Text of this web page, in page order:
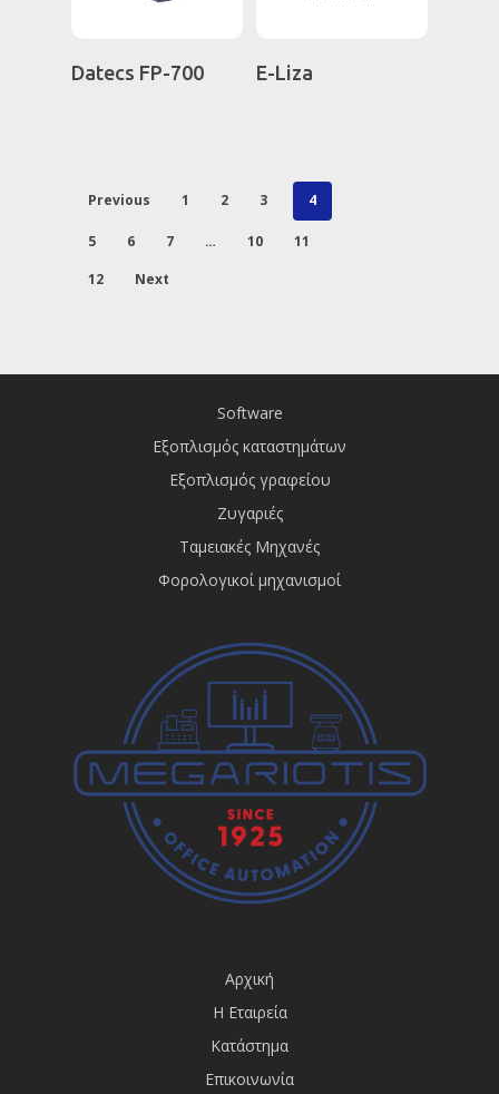
Διαβάστε
Datecs FP-700 E-Liza
Previous 1 2 3 4
5 6 7 … 10
11
12
Next
Software
Εξοπλισμός καταστημάτων
Εξοπλισμός γραφείου
Ζυγαριές
Ταμειακές Μηχανές
Φορολογικοί μηχανισμοί
Αρχική
Η Εταιρεία
Κατάστημα
Επικοινωνία